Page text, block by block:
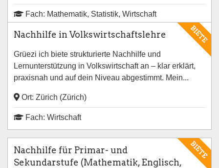
Fach: Mathematik, Statistik, Wirtschaft
BIETE
Nachhilfe in Volkswirtschaftslehre
Grüezi ich biete strukturierte Nachhilfe und
Lernunterstützung in Volkswirtschaft an – klar erklärt,
praxisnah und auf dein Niveau abgestimmt. Mein...
Ort: Zürich (Zürich)
Fach: Wirtschaft
BIETE
Nachhilfe für Primar- und
Sekundarstufe (Mathematik, Englisch,